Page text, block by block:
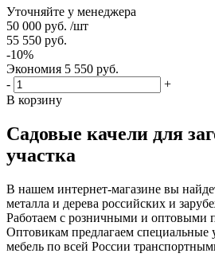
Уточняйте у менеджера
50 000 руб. /шт
55 550 руб.
-10%
Экономия 5 550 руб.
-
+
В корзину
Садовые качели для
участка
В нашем интернет-магазине вы
металла и дерева российских и
Работаем с розничными и оптовыми
Оптовикам предлагаем специальные
мебель по всей России